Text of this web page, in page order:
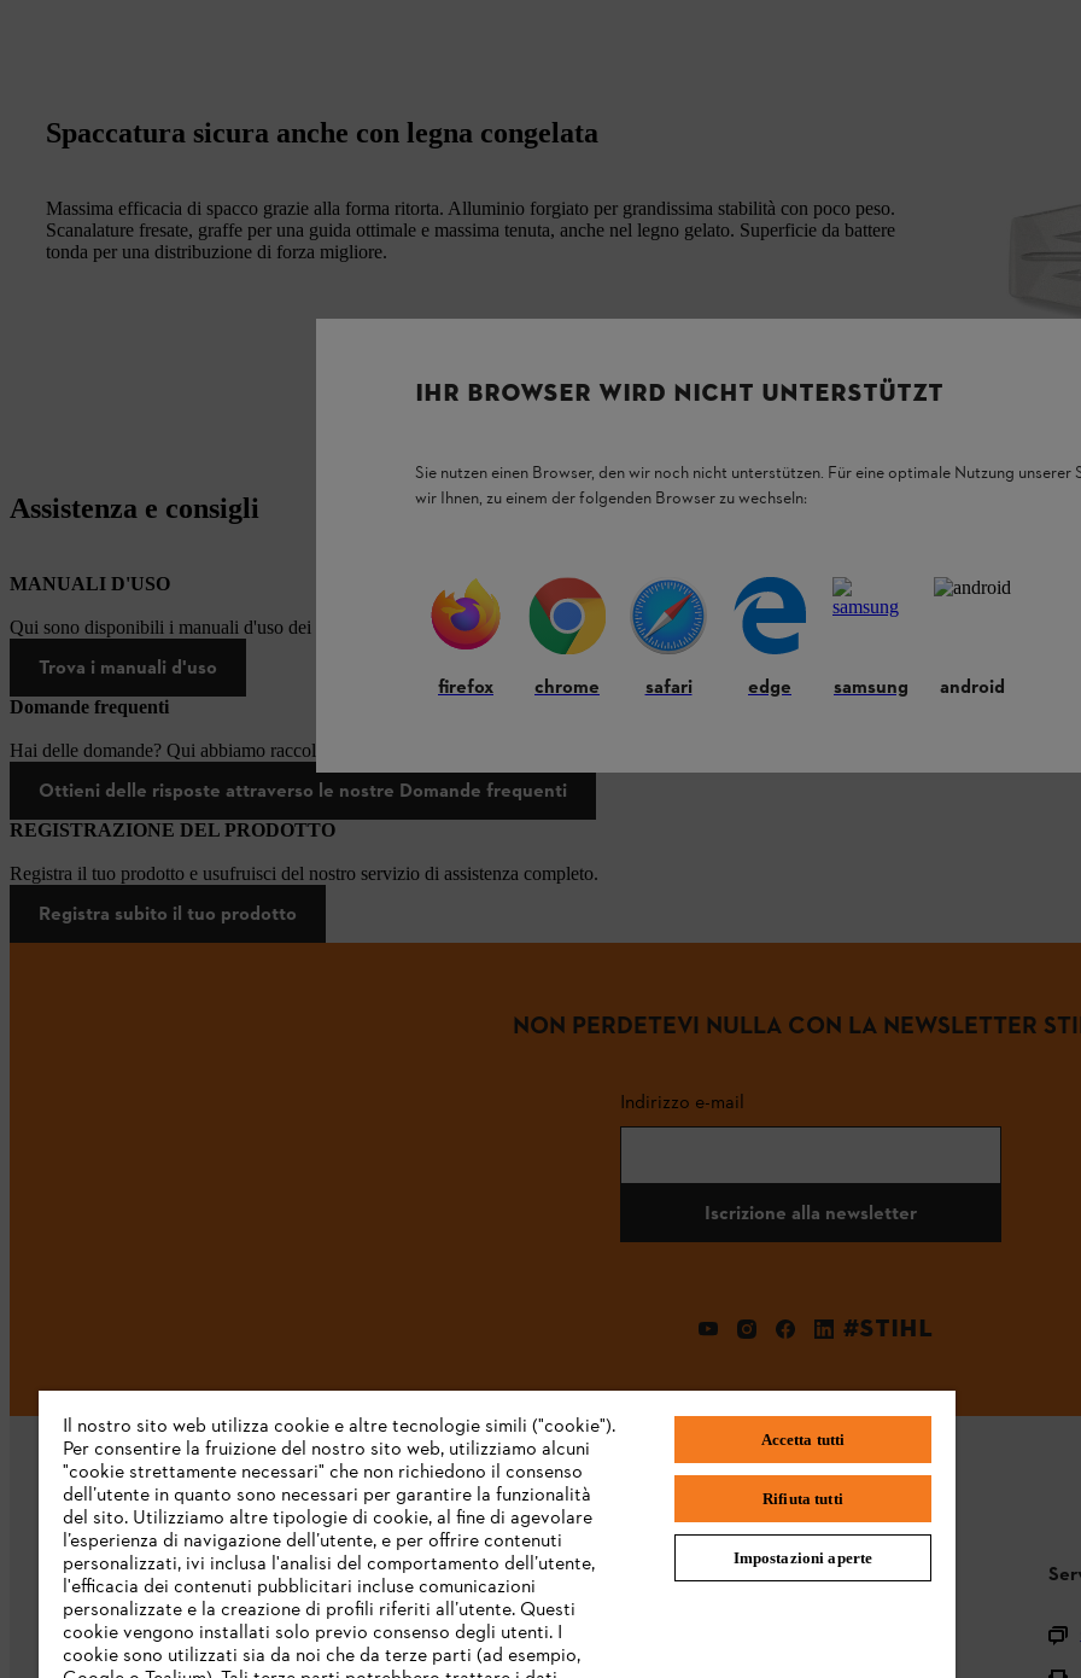
Spaccatura sicura anche con legna congelata
Massima efficacia di spacco grazie alla forma ritorta. Alluminio forgiato per grandissima stabilità con poco peso.
Scanalature fresate, graffe per una guida ottimale e massima tenuta, anche nel legno gelato. Superficie da battere
tonda per una distribuzione di forza migliore.
Assistenza e consigli
MANUALI D'USO
Qui sono disponibili i manuali d'uso dei prodotti STIHL.
Trova i manuali d'uso
Domande frequenti
Hai delle domande? Qui abbiamo raccolto le risposte alle domande più frequenti.
Ottieni delle risposte attraverso le nostre Domande frequenti
REGISTRAZIONE DEL PRODOTTO
Registra il tuo prodotto e usufruisci del nostro servizio di assistenza completo.
Registra subito il tuo prodotto
NON PERDETEVI NULLA CON LA NEWSLETTER
Indirizzo e-mail
Iscrizione alla newsletter
#STIHL
L’azienda
Chi siamo
STIHL FAQ
IHR BROWSER WIRD NICHT UNTERSTÜTZT
Sie nutzen einen Browser, den wir noch nicht unterstützen. Für eine optimale Nutzung unserer
wir Ihnen, zu einem der folgenden Browser zu wechseln:
firefox chrome safari edge samsung android
Il nostro sito web utilizza cookie e altre tecnologie simili ("cookie").
Per consentire la fruizione del nostro sito web, utilizziamo alcuni
"cookie strettamente necessari" che non richiedono il consenso
dell’utente in quanto sono necessari per garantire la funzionalità
del sito. Utilizziamo altre tipologie di cookie, al fine di agevolare
l’esperienza di navigazione dell’utente, e per offrire contenuti
personalizzati, ivi inclusa l'analisi del comportamento dell’utente,
l'efficacia dei contenuti pubblicitari incluse comunicazioni
personalizzate e la creazione di profili riferiti all’utente. Questi
cookie vengono installati solo previo consenso degli utenti. I
cookie sono utilizzati sia da noi che da terze parti (ad esempio,
Accetta tutti
Rifiuta tutti
Impostazioni aperte